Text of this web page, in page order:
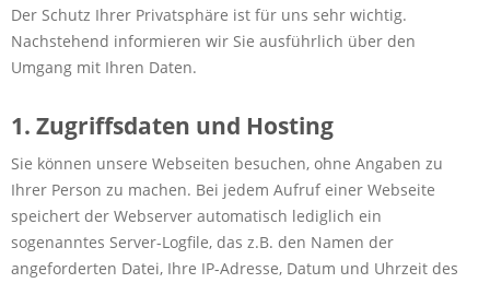
Der Schutz Ihrer Privatsphäre ist für uns sehr wichtig.
Nachstehend informieren wir Sie ausführlich über den
Umgang mit Ihren Daten.
1. Zugriffsdaten und Hosting
Sie können unsere Webseiten besuchen, ohne Angaben zu
Ihrer Person zu machen. Bei jedem Aufruf einer Webseite
speichert der Webserver automatisch lediglich ein
sogenanntes Server-Logfile, das z.B. den Namen der
angeforderten Datei, Ihre IP-Adresse, Datum und Uhrzeit des